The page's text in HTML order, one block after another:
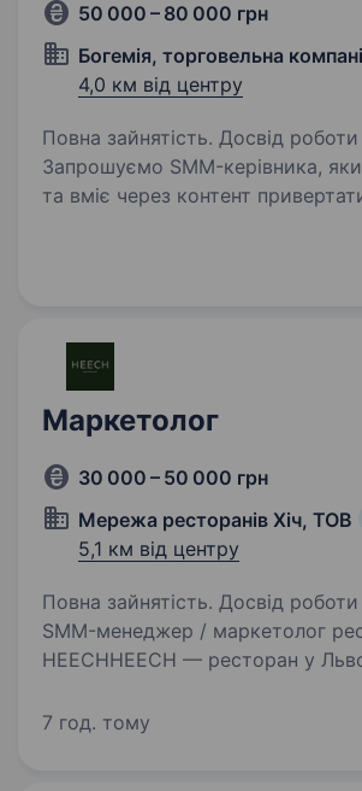
50 000 – 80 000 грн
Богемія, торговельна
4,0 км від центру
Повна зайнятість. Досвід роботи
Запрошуємо SMM-керівника,
та вміє через контент
та впливати на кількість
Маркетолог
30 000 – 50 000 грн
Мережа ресторанів Хіч, ТОВ
5,1 км від центру
Повна зайнятість. Досвід роботи
SMM-менеджер / маркетолог
HEECHHEECH — ресторан у
команди та буде жити життям
7 год. тому